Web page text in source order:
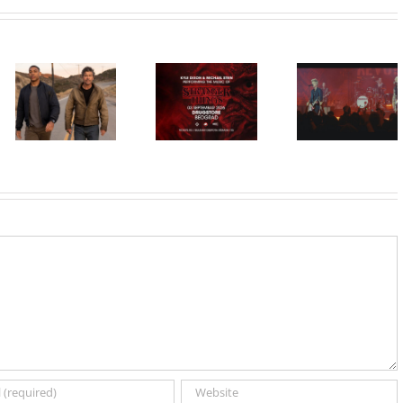
HBO Max
predstavio
službeni
STRANGER
THINGS
muzika iz
NIMRODS,
inspirisan
ranim danima
grupe GREEN
DAY, stiže u
ekskluzivno